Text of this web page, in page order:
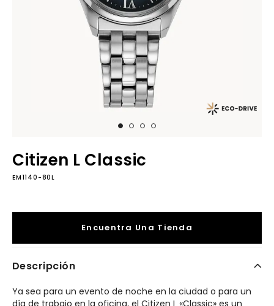
Citizen L Classic
EM1140-80L
Encuentra Una Tienda
Descripción
Ya sea para un evento de noche en la ciudad o para un
día de trabajo en la oficina, el Citizen L «Classic» es un